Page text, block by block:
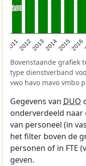
201120122013201420152016
100
100
Bovenstaande grafiek
type dienstverband
vwo havo mavo vmbo
Gegevens van DUO
onderverdeeld naar
van personeel (in
het filter boven de
personen of in FTE
geven.